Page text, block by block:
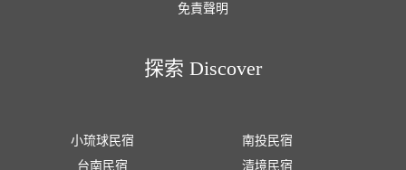
免責聲明
探索 Discover
小琉球民宿
台南民宿
南投民宿
清境民宿